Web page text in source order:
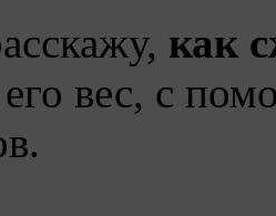
как
вес, с